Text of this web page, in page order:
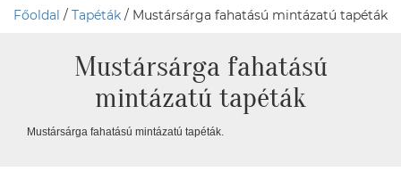
Főoldal / Tapéták / Mustársárga fahatású mintázatú tapéták
Mustársárga fahatású
mintázatú tapéták
Mustársárga fahatású mintázatú tapéták.